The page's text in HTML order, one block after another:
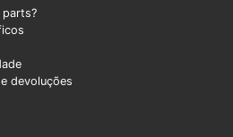
parts?
devoluções